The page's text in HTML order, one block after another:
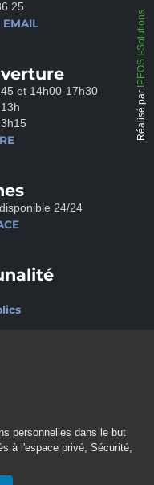
personnelles dans le but
à l'espace privé, Sécurité,
25
EMAIL
et 14h00-17h30
24/24
Réalisé par
IPEOS I-Solutions